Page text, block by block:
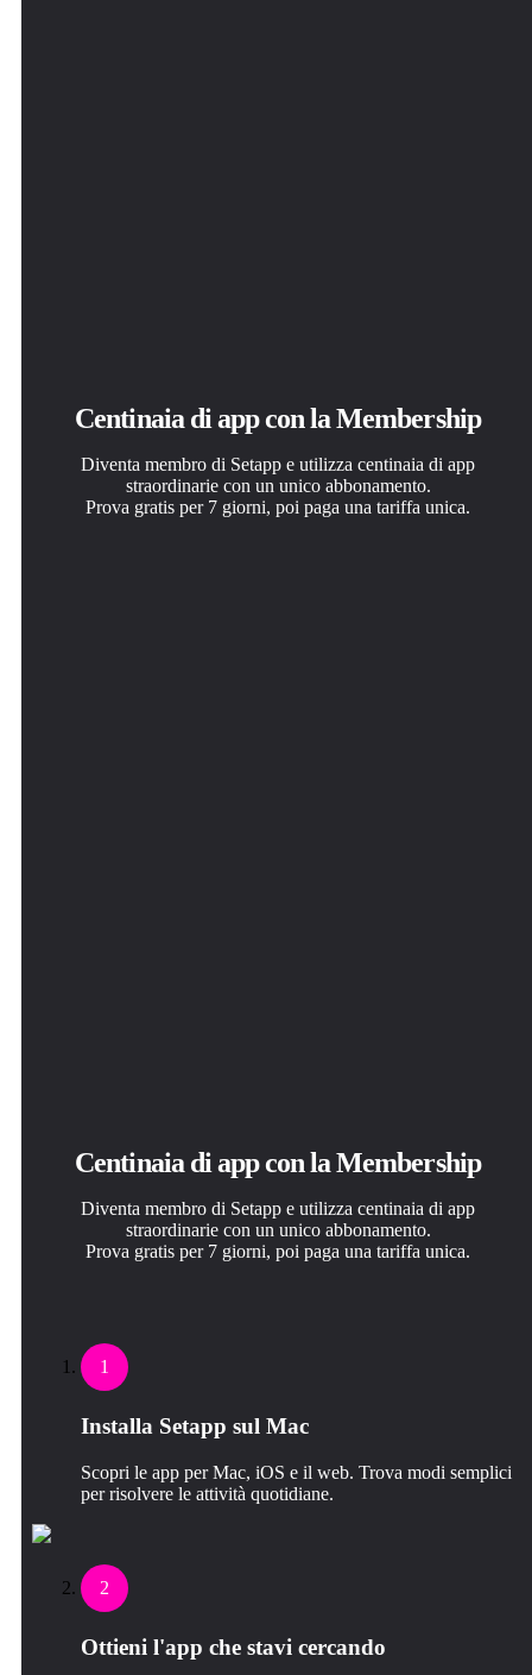
Centinaia di app con la Membership
Diventa membro di Setapp e utilizza centinaia di app
straordinarie con un unico abbonamento.
Prova gratis per 7 giorni, poi paga una tariffa unica.
Centinaia di app con la Membership
Diventa membro di Setapp e utilizza centinaia di app
straordinarie con un unico abbonamento.
Prova gratis per 7 giorni, poi paga una tariffa unica.
1
Installa Setapp sul Mac
Scopri le app per Mac, iOS e il web. Trova modi semplici
per risolvere le attività quotidiane.
2
Ottieni l'app che stavi cercando